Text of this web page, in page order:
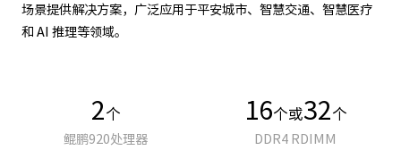
场景提供解决方案，广泛应用于平安城市、智慧交通、智慧医疗
和 AI 推理等领域。
2 个
鲲鹏920处理器
16个或32 个
DDR4 RDIMM